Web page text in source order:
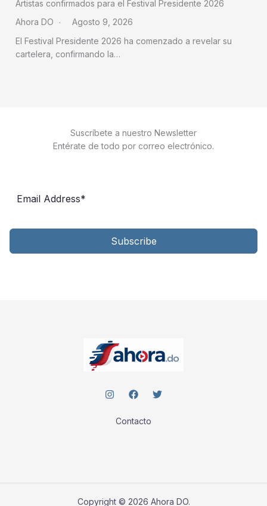
Artistas confirmados para el Festival Presidente 2026
Ahora DO
Agosto 9, 2026
El Festival Presidente 2026 ha comenzado a revelar su
cartelera, confirmando la…
Suscríbete a nuestro Newsletter
Entérate de todo por correo electrónico.
Subscribe
Contacto
Copyright © 2026 Ahora DO.